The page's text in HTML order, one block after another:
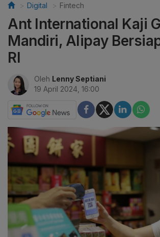
Digital Fintech
Ant International Kaji
Mandiri, Alipay
RI
Oleh Lenny Septiani
19 April 2024, 16:00